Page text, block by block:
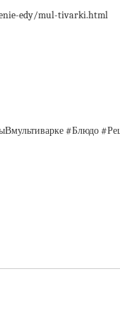
edy/mul-tivarki.html
#Блюдо